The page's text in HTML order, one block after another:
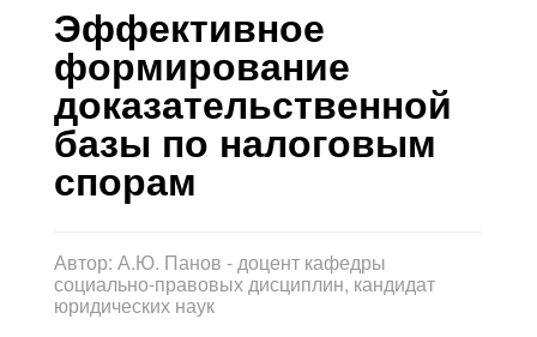
Блог
Эффективное
формирование
доказательственной
базы по налоговым
спорам
Автор: А.Ю. Панов - доцент кафедры
социально-правовых дисциплин, кандидат
юридических наук